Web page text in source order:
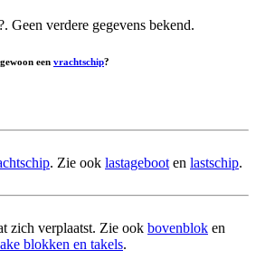
Geen verdere gegevens bekend.
een vrachtschip?
. Zie ook lastageboot en lastschip.
zich verplaatst. Zie ook bovenblok en
blokken en takels.